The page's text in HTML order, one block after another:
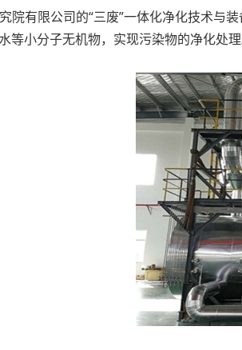
院有限公司的“三废”一体化净化技术
等小分子无机物，实现污染物的净化处理